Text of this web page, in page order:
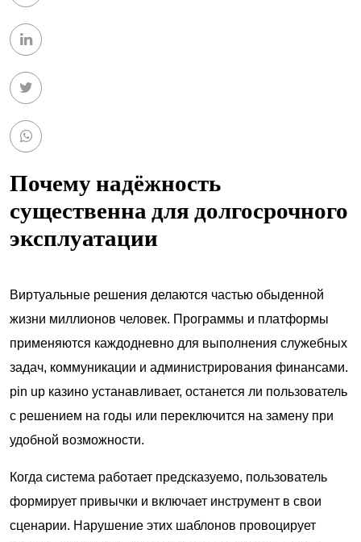
Почему надёжность
существенна для долгосрочного
эксплуатации
Виртуальные решения делаются частью обыденной
жизни миллионов человек. Программы и платформы
применяются каждодневно для выполнения служебных
задач, коммуникации и администрирования финансами.
pin up казино устанавливает, останется ли пользователь
с решением на годы или переключится на замену при
удобной возможности.
Когда система работает предсказуемо, пользователь
формирует привычки и включает инструмент в свои
сценарии. Нарушение этих шаблонов провоцирует